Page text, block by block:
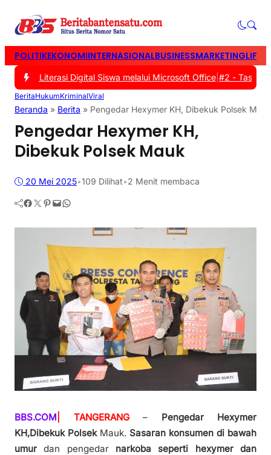
POLITIKEKONOMIINTERNASIONALBUSINESSMARKETING
Literasi Digital Siswa melalui Microsoft Office|#2 -
BeritaHukumKriminalViral
Beranda » Berita » Pengedar Hexymer KH, Dibekuk Polsek Mauk
Pengedar Hexymer KH,
Dibekuk Polsek Mauk
20 Mei 2025•109 Dilihat•2 Menit membaca
Facebook Twitter Pinterest Mail WhatsApp
BBS.COM | TANGERANG – Pengedar Hexymer
KH,Dibekuk Polsek Mauk. Sasaran konsumen di bawah
umurdan pengedar narkoba seperti hexymer dan